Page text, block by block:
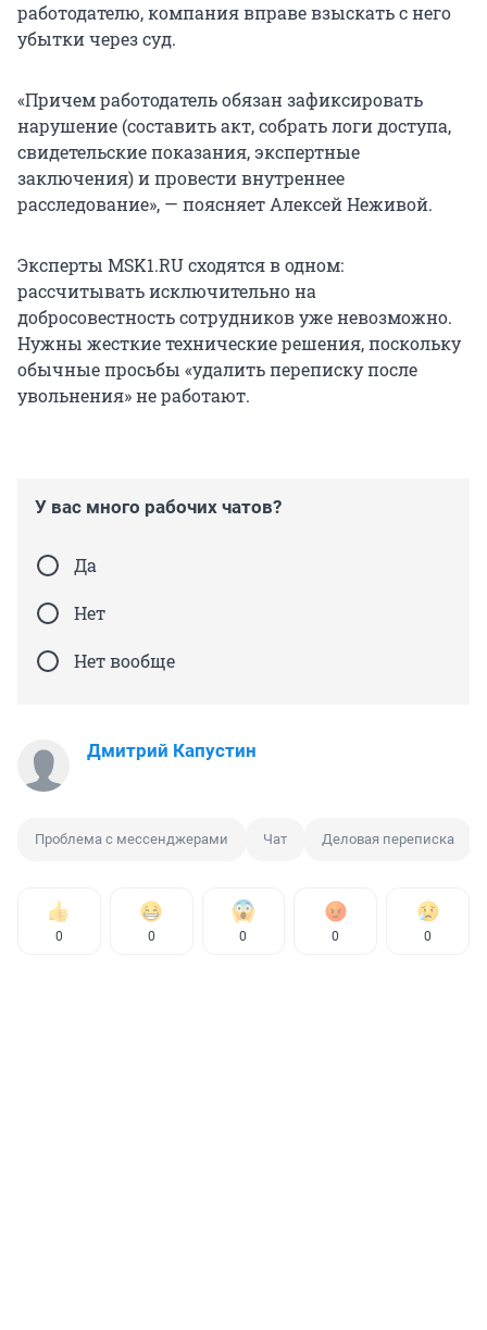
работодателю, компания вправе взыскать с него
убытки через суд.
«Причем работодатель обязан зафиксировать
нарушение (составить акт, собрать логи доступа,
свидетельские показания, экспертные
заключения) и провести внутреннее
расследование», — поясняет Алексей Неживой.
Эксперты MSK1.RU сходятся в одном:
рассчитывать исключительно на
добросовестность сотрудников уже невозможно.
Нужны жесткие технические решения, поскольку
обычные просьбы «удалить переписку после
увольнения» не работают.
У вас много рабочих чатов?
Да
Нет
Нет вообще
Дмитрий Капустин
Проблема с мессенджерами Чат Деловая переписка
0 0 0 0 0